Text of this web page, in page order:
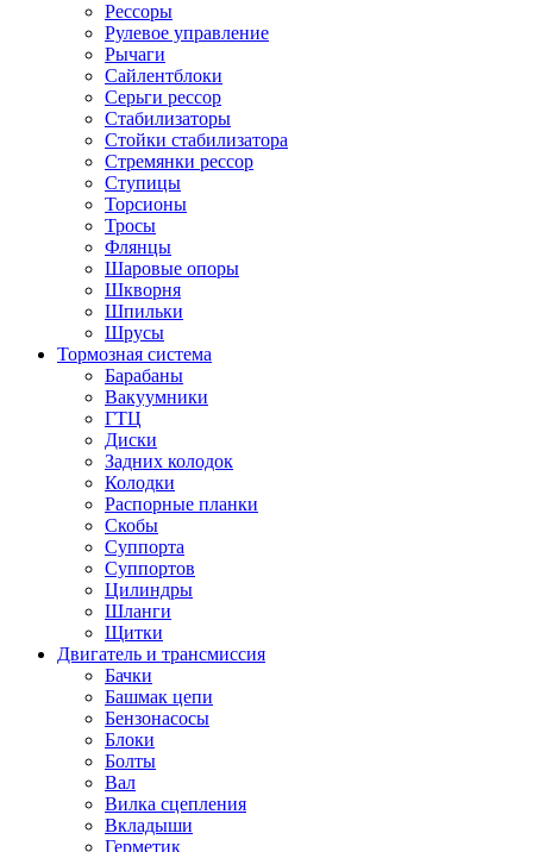
Рессоры
Рулевое управление
Рычаги
Сайлентблоки
Серьги рессор
Стабилизаторы
Стойки стабилизатора
Стремянки рессор
Ступицы
Торсионы
Тросы
Флянцы
Шаровые опоры
Шкворня
Шпильки
Шрусы
Тормозная система
Барабаны
Вакуумники
ГТЦ
Диски
Задних колодок
Колодки
Распорные планки
Скобы
Суппорта
Суппортов
Цилиндры
Шланги
Щитки
Двигатель и трансмиссия
Бачки
Башмак цепи
Бензонасосы
Блоки
Болты
Вал
Вилка сцепления
Вкладыши
Герметик